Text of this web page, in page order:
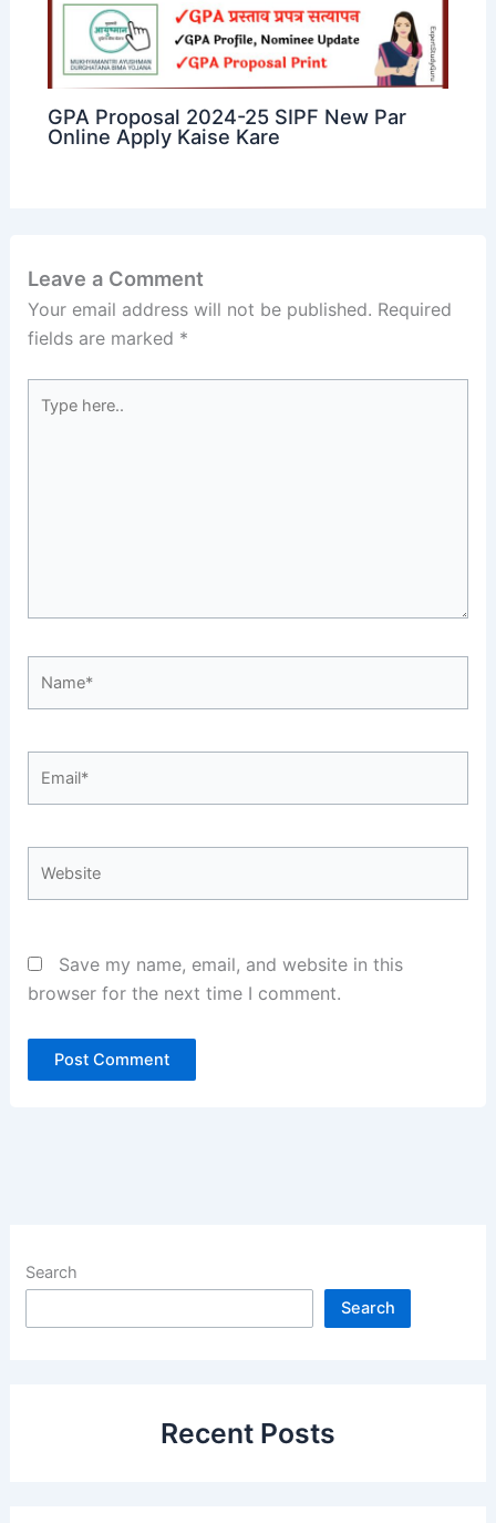
GPA Proposal 2024-25 SIPF New Par
Online Apply Kaise Kare
Leave a Comment
Your email address will not be published. Required
fields are marked *
here..
Save my name, email, and website in this
browser for the next time I comment.
Search
Search
Recent Posts